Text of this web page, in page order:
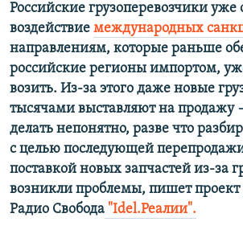
Российские грузоперевозчики
воздействие международных
направлениям, которые раньше
российские регионы импортом,
возить. Из-за этого даже новые
тысячами выставляют на продажу
делать непонятно, разве что
с целью последующей
поставкой новых запчастей из-за
возникли проблемы, пишет проект
Радио Свобода "Idel.Реалии".